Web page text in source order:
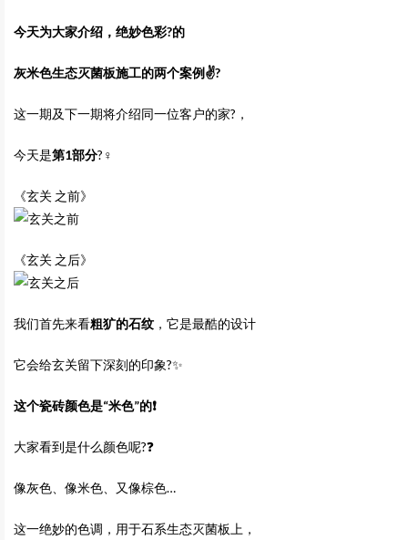
今天为大家介绍， 绝妙色彩?的
灰米色生态灭菌板施工的两个案例✌️?
这一期及下一期将介绍同一位客户的家?，
今天是第1部分?‍♀️
《玄关 之前》
《玄关 之后》
我们首先来看粗犷的石纹 ，它是最酷的设计
它会给玄关留下深刻的印象?✨
这个瓷砖颜色是“米色”的❗️
大家看到是什么颜色呢?❓
像灰色、像米色、又像棕色…
这一绝妙的色调，用于石系生态灭菌板上，